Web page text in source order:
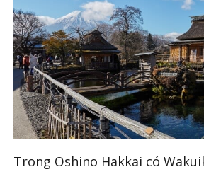
Trong Oshino Hakkai có